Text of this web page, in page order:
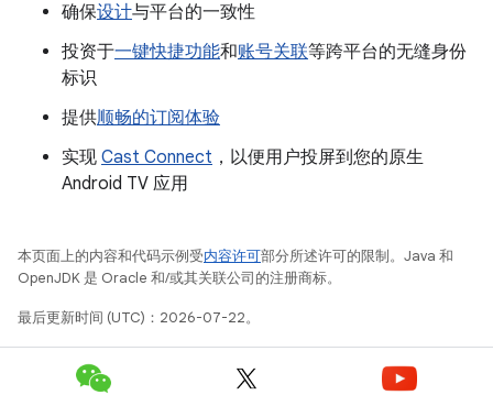
确保设计与平台的一致性
投资于一键快捷功能和账号关联等跨平台的无缝身份
标识
提供顺畅的订阅体验
实现 Cast Connect ，以便用户投屏到您的原生
Android TV 应用
本页面上的内容和代码示例受内容许可部分所述许可的限制。Java 和
OpenJDK 是 Oracle 和/或其关联公司的注册商标。
最后更新时间 (UTC)：2026-07-22。